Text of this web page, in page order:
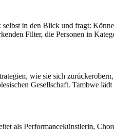
in den Blick und fragt:
Filter, die Personen in
wie sie sich
Gesellschaft. Tambwe
als Performancekünstlerin,